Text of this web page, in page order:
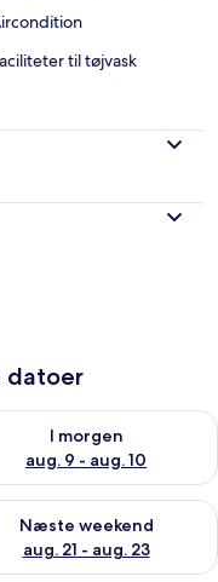
til tøjvask
datoer
9
I morgen
aug. 9 - aug. 10
for i
aug. 14 - aug. 16
Næste weekend
aug. 21 - aug. 23
for næste